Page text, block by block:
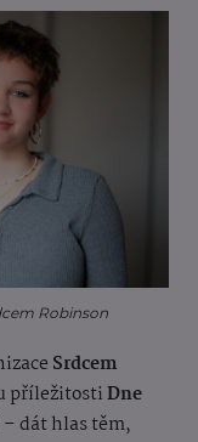
Robinson
Srdcem
příležitostiDne
dát hlas těm,